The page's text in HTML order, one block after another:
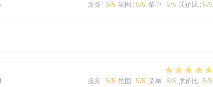
服务 : 5/5 氛围 : 5/5 菜单: 5/5 质价比 : 5/5
服务 : 5/5 氛围 : 5/5 菜单: 5/5 质价比 : 5/5